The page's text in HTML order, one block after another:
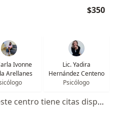
$350
Ivonne
Arellanes
Lic. Yadira
Hernández Centeno
Psicólogo
Ningún profesional de este centro tiene citas disponibles